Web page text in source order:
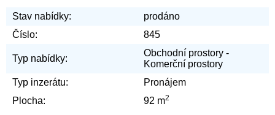
Stav nabídky:
prodáno
Číslo:
845
Typ nabídky:
Obchodní prostory -
Komerční prostory
Typ inzerátu:
Pronájem
Plocha:
92 m2